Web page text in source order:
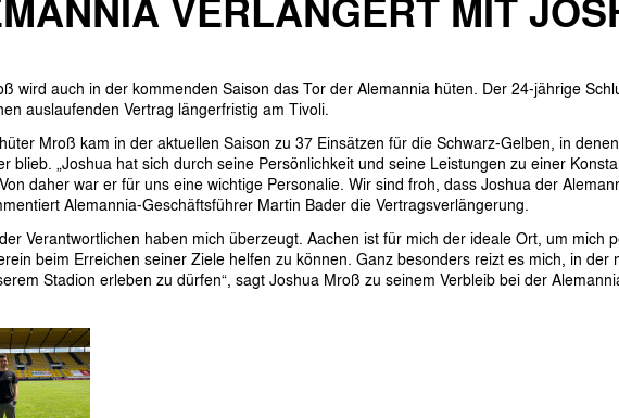
Klömpchensklub
am Tivoli
am Tivoli
wird auch in der kommenden Saison das Tor der Alemannia hüten. Der 24-jährige
auslaufenden Vertrag längerfristig am Tivoli.
Mroß kam in der aktuellen Saison zu 37 Einsätzen für die Schwarz-Gelben, in
blieb. „Joshua hat sich durch seine Persönlichkeit und seine Leistungen zu einer
daher war er für uns eine wichtige Personalie. Wir sind froh, dass Joshua der
Alemannia-Geschäftsführer Martin Bader die Vertragsverlängerung.
Verantwortlichen haben mich überzeugt. Aachen ist für mich der ideale Ort, um mich
beim Erreichen seiner Ziele helfen zu können. Ganz besonders reizt es mich, in der
Stadion erleben zu dürfen“, sagt Joshua Mroß zu seinem Verbleib bei der